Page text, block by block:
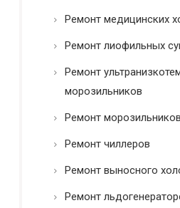
Ремонт медицинских
Ремонт лиофильных
Ремонт
морозильников
Ремонт
Ремонт чиллеров
Ремонт выносного
Ремонт